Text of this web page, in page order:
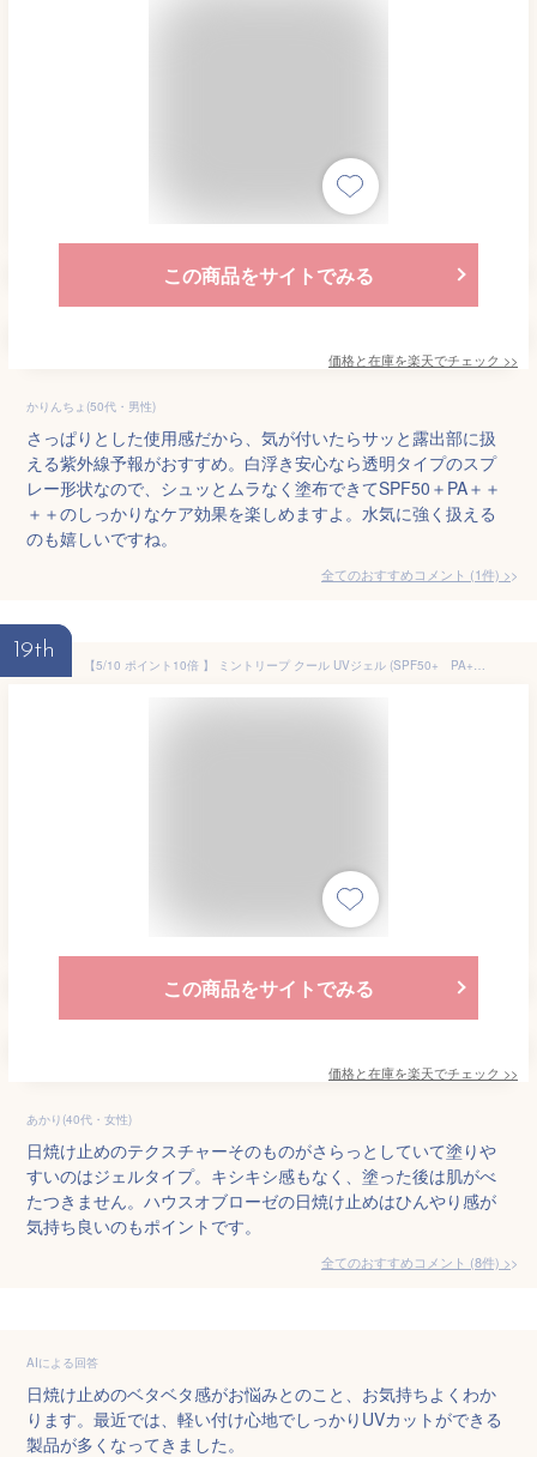
この商品をサイトでみる
価格と在庫を楽天でチェック >>
かりんちょ(50代・男性)
さっぱりとした使用感だから、気が付いたらサッと露出部に扱
える紫外線予報がおすすめ。白浮き安心なら透明タイプのスプ
レー形状なので、シュッとムラなく塗布できてSPF50＋PA＋＋
＋＋のしっかりなケア効果を楽しめますよ。水気に強く扱える
のも嬉しいですね。
全てのおすすめコメント (1件) >
19th
【5/10 ポイント10倍 】 ミントリープ クール UVジェル (SPF50+ PA++++) 40mL 【 ハウスオブローゼ 公式 】 日やけ止めジェル ボディケア クール 冷感 ひんやり cool 爽快 清涼感 べたつき 汗 すっきり さらさら きしまない 天然精油 ハーブ レモン ギフト 夏 サマー
この商品をサイトでみる
価格と在庫を楽天でチェック >>
あかり(40代・女性)
日焼け止めのテクスチャーそのものがさらっとしていて塗りや
すいのはジェルタイプ。キシキシ感もなく、塗った後は肌がべ
たつきません。ハウスオブローゼの日焼け止めはひんやり感が
気持ち良いのもポイントです。
全てのおすすめコメント (8件) >
AIによる回答
日焼け止めのベタベタ感がお悩みとのこと、お気持ちよくわか
ります。最近では、軽い付け心地でしっかりUVカットができる
製品が多くなってきました。